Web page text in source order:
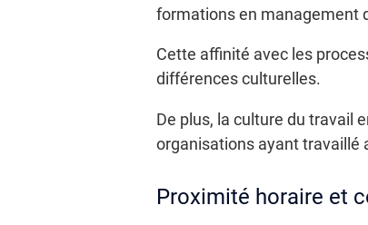
formations en management
Cette affinité avec les
différences culturelles.
De plus, la culture du travail
organisations ayant travaillé
Proximité horaire et